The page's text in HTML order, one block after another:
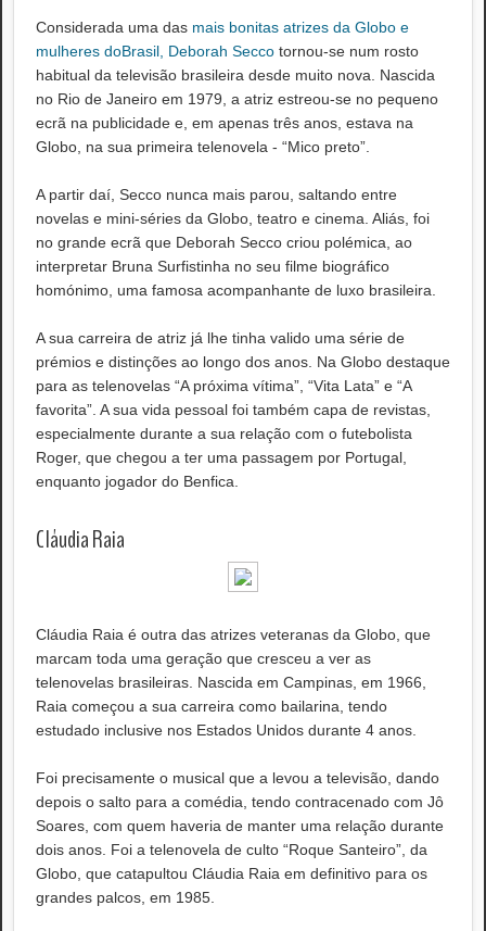
Considerada uma das mais bonitas atrizes da Globo e
mulheres doBrasil, Deborah Secco tornou-se num rosto
habitual da televisão brasileira desde muito nova. Nascida
no Rio de Janeiro em 1979, a atriz estreou-se no pequeno
ecrã na publicidade e, em apenas três anos, estava na
Globo, na sua primeira telenovela - “Mico preto”.
A partir daí, Secco nunca mais parou, saltando entre
novelas e mini-séries da Globo, teatro e cinema. Aliás, foi
no grande ecrã que Deborah Secco criou polémica, ao
interpretar Bruna Surfistinha no seu filme biográfico
homónimo, uma famosa acompanhante de luxo brasileira.
A sua carreira de atriz já lhe tinha valido uma série de
prémios e distinções ao longo dos anos. Na Globo destaque
para as telenovelas “A próxima vítima”, “Vita Lata” e “A
favorita”. A sua vida pessoal foi também capa de revistas,
especialmente durante a sua relação com o futebolista
Roger, que chegou a ter uma passagem por Portugal,
enquanto jogador do Benfica.
Cláudia Raia
Cláudia Raia é outra das atrizes veteranas da Globo, que
marcam toda uma geração que cresceu a ver as
telenovelas brasileiras. Nascida em Campinas, em 1966,
Raia começou a sua carreira como bailarina, tendo
estudado inclusive nos Estados Unidos durante 4 anos.
Foi precisamente o musical que a levou a televisão, dando
depois o salto para a comédia, tendo contracenado com Jô
Soares, com quem haveria de manter uma relação durante
dois anos. Foi a telenovela de culto “Roque Santeiro”, da
Globo, que catapultou Cláudia Raia em definitivo para os
grandes palcos, em 1985.